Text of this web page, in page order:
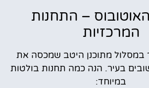
– התחנות
המרכזיות
במסלול מתוכנן היטב שמכסה את
בעיר. הנה כמה תחנות בולטות
במיוחד: